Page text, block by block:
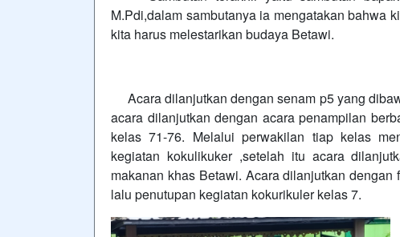
M.Pdi,dalam sambutanya ia mengatakan bahwa
kita harus melestarikan budaya Betawi.
Acara dilanjutkan dengan senam p5 yang
acara dilanjutkan dengan acara penampilan
kelas 71-76. Melalui perwakilan tiap kelas
kegiatan kokulikuker ,setelah itu acara
makanan khas Betawi. Acara dilanjutkan
lalu penutupan kegiatan kokurikuler kelas 7.